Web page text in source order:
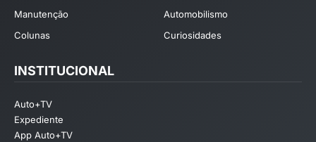
Manutenção
Automobilismo
Colunas
Curiosidades
INSTITUCIONAL
Auto+TV
Expediente
App Auto+TV